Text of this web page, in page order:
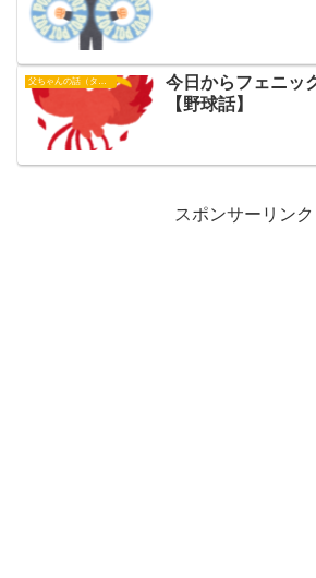
父ちゃんの話（タイガース）
今日からフェニッ
【野球話】
スポンサーリンク